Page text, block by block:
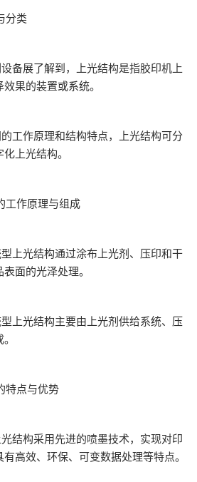
类
展了解到，上光结构是指胶印机上
果的装置或系统。
作原理和结构特点，上光结构可分
上光结构。
作原理与组成
光结构通过涂布上光剂、压印和干
面的光泽处理。
光结构主要由上光剂供给系统、压
点与优势
构采用先进的喷墨技术，实现对印
高效、环保、可变数据处理等特点。